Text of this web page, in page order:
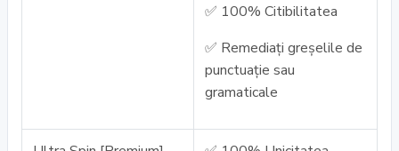
✅ 100% Citibilitatea
✅ Remediați greșelile de
punctuație sau
gramaticale